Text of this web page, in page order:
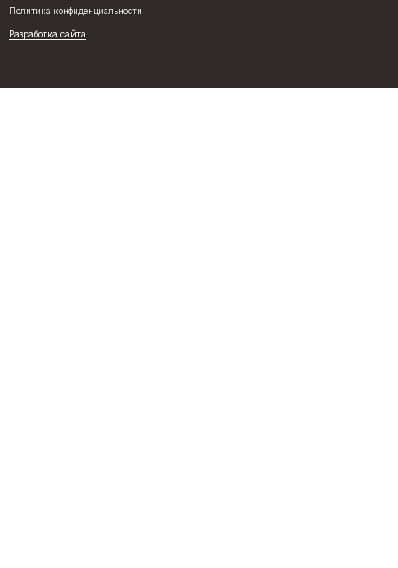
Политика конфиденциальности
Разработка сайта